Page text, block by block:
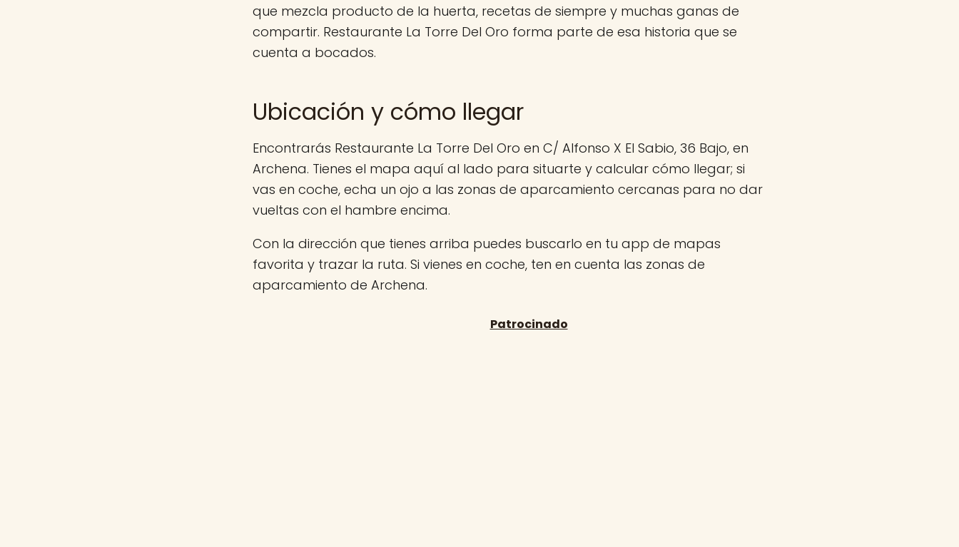
que mezcla producto de la huerta, recetas de siempre y muchas ganas de
compartir. Restaurante La Torre Del Oro forma parte de esa historia que se
cuenta a bocados.
Ubicación y cómo llegar
Encontrarás Restaurante La Torre Del Oro en C/ Alfonso X El Sabio, 36 Bajo, en
Archena. Tienes el mapa aquí al lado para situarte y calcular cómo llegar; si
vas en coche, echa un ojo a las zonas de aparcamiento cercanas para no dar
vueltas con el hambre encima.
Con la dirección que tienes arriba puedes buscarlo en tu app de mapas
favorita y trazar la ruta. Si vienes en coche, ten en cuenta las zonas de
aparcamiento de Archena.